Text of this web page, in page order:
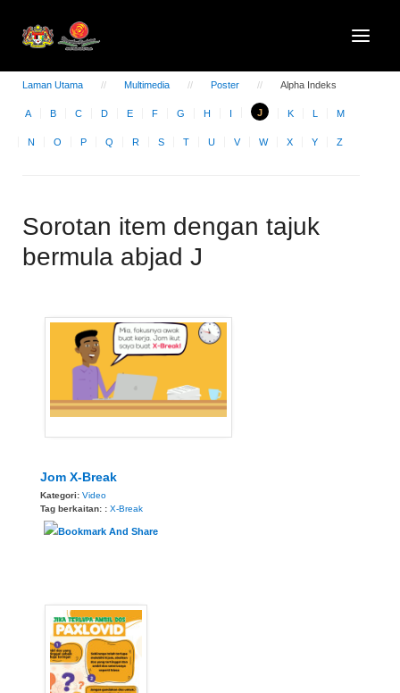
Laman Utama Multimedia Poster Alpha Indeks
A B C D E F G H I J K L M
N O P Q R S T U V W X Y Z
Sorotan item dengan tajuk
bermula abjad J
Jom X-Break
Kategori: Video
Tag berkaitan: : X-Break